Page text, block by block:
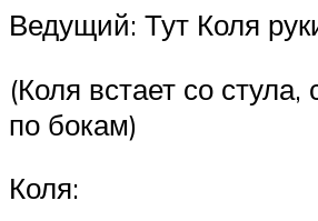
Ведущий: Тут Коля
(Коля встает со стула,
по бокам)
Коля: